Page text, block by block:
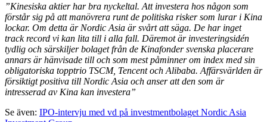
”Kinesiska aktier har bra nyckeltal. Att investera hos någon som
förstår sig på att manövrera runt de politiska risker som lurar i Kina
lockar. Om detta är Nordic Asia är svårt att säga. De har inget
track record vi kan lita till i alla fall. Däremot är investeringsidén
tydlig och särskiljer bolaget från de Kinafonder svenska placerare
annars är hänvisade till och som mest påminner om index med sin
obligatoriska topptrio TSCM, Tencent och Alibaba. Affärsvärlden är
försiktigt positiva till Nordic Asia och anser att den som är
intresserad av Kina kan investera”
Se även: IPO-intervju med vd på investmentbolaget Nordic Asia